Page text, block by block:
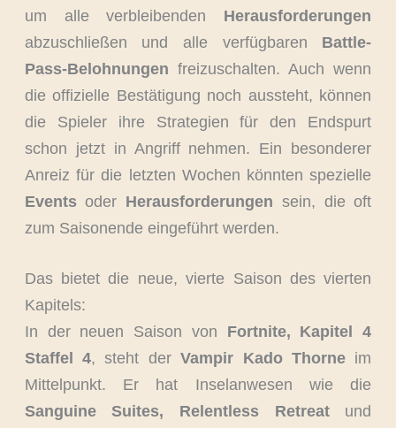
um alle verbleibenden Herausforderungen
abzuschließen und alle verfügbaren Battle-
Pass-Belohnungen freizuschalten. Auch wenn
die offizielle Bestätigung noch aussteht, können
die Spieler ihre Strategien für den Endspurt
schon jetzt in Angriff nehmen. Ein besonderer
Anreiz für die letzten Wochen könnten spezielle
Events oder Herausforderungen sein, die oft
zum Saisonende eingeführt werden.
Das bietet die neue, vierte Saison des vierten
Kapitels:
In der neuen Saison von Fortnite, Kapitel 4
Staffel 4, steht derVampir Kado Thorneim
Mittelpunkt. Er hat Inselanwesen wie die
Sanguine Suites, Relentless Retreatund